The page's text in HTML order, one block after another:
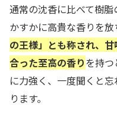
通常の沈香に比べて樹
かすかに高貴な香りを放
の王様」とも称され、
合った至高の香りを持
に力強く、一度聞くと
ります。